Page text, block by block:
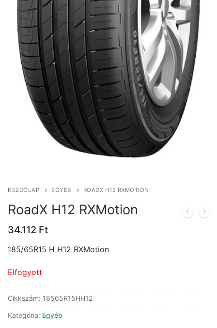
KEZDŐLAP EGYÉB ROADX H12 RXMOTION
RoadX H12 RXMotion
34.112 Ft
185/65R15 H H12 RXMotion
Elfogyott
Cikkszám: 18565R15HH12
Kategória: Egyéb